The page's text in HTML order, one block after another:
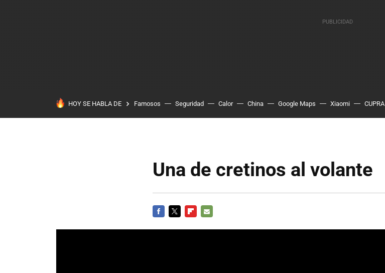
HOY SE HABLA DE Famosos Seguridad Calor China Google Maps Xiaomi CUPRA
Una de cretinos al volante